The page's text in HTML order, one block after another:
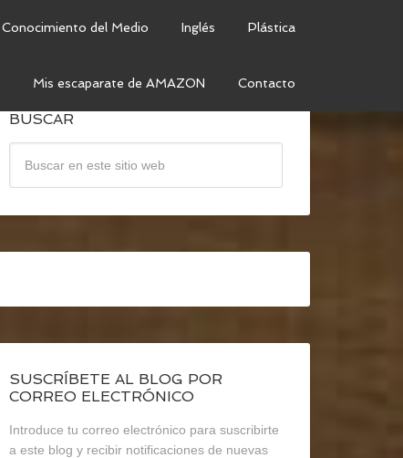
Conocimiento del Medio Inglés Plástica
Mis escaparate de AMAZON Contacto
BUSCAR
SUSCRÍBETE AL BLOG POR
CORREO ELECTRÓNICO
Introduce tu correo electrónico para suscribirte
a este blog y recibir notificaciones de nuevas